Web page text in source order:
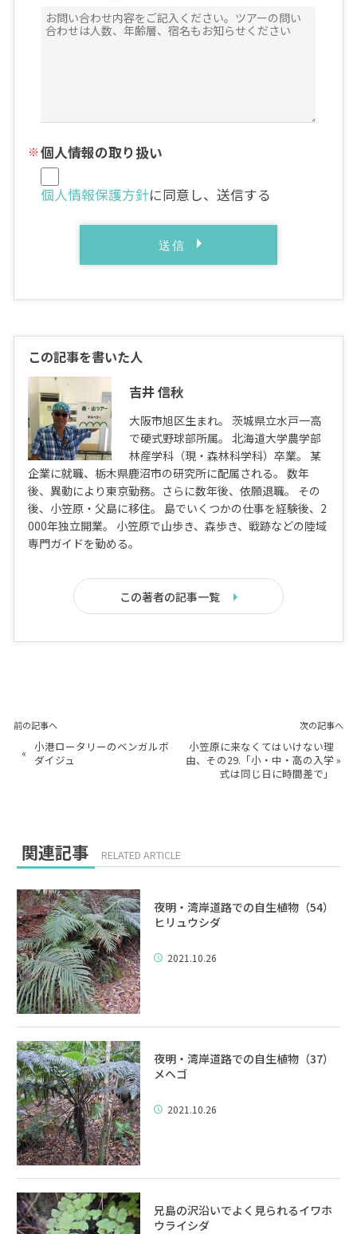
個人情報の取り扱い
個人情報保護方針に同意し、送信する
この記事を書いた人
吉井 信秋
大阪市旭区生まれ。 茨城県立水戸一高
で硬式野球部所属。 北海道大学農学部
林産学科（現・森林科学科）卒業。 某
企業に就職、栃木県鹿沼市の研究所に配属される。 数年
後、異動により東京勤務。さらに数年後、依願退職。 その
後、小笠原・父島に移住。 島でいくつかの仕事を経験後、2
000年独立開業。 小笠原で山歩き、森歩き、戦跡などの陸域
専門ガイドを勤める。
この著者の記事一覧
前の記事へ
« 小港ロータリーのベンガルボ
ダイジュ
次の記事へ
小笠原に来なくてはいけない理
由、その29.「小・中・高の入学
式は同じ日に時間差で」
»
関連記事 RELATED ARTICLE
夜明・湾岸道路での自生植物（54）
ヒリュウシダ
2021.10.26
夜明・湾岸道路での自生植物（37）
メヘゴ
2021.10.26
兄島の沢沿いでよく見られるイワホ
ウライシダ